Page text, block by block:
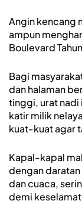
Angin kencang
ampun
Boulevard
Bagi
dan halaman
tinggi, urat nadi
katir milik
kuat-kuat agar
Kapal-kapal
dengan
dan cuaca,
demi